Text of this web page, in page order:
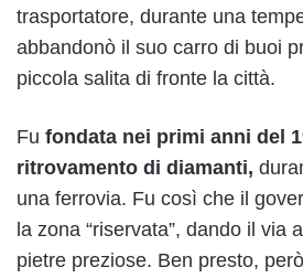
trasportatore, durante una
abbandonò il suo carro di buoi
piccola salita di fronte la città.
Fu fondata nei primi anni del
ritrovamento di diamanti,
una ferrovia. Fu così che il
la zona “riservata”, dando il via
pietre preziose. Ben presto,